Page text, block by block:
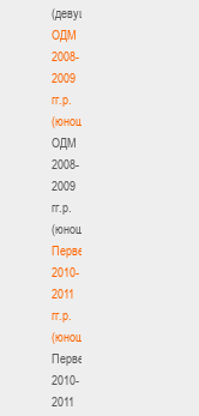
(девушки)
ОДМ
2008-
2009
гг.р.
(юноши)
ОДМ
2008-
2009
гг.р.
(юноши)
Первенство
2010-
2011
гг.р.
(юноши)
Первенство
2010-
2011